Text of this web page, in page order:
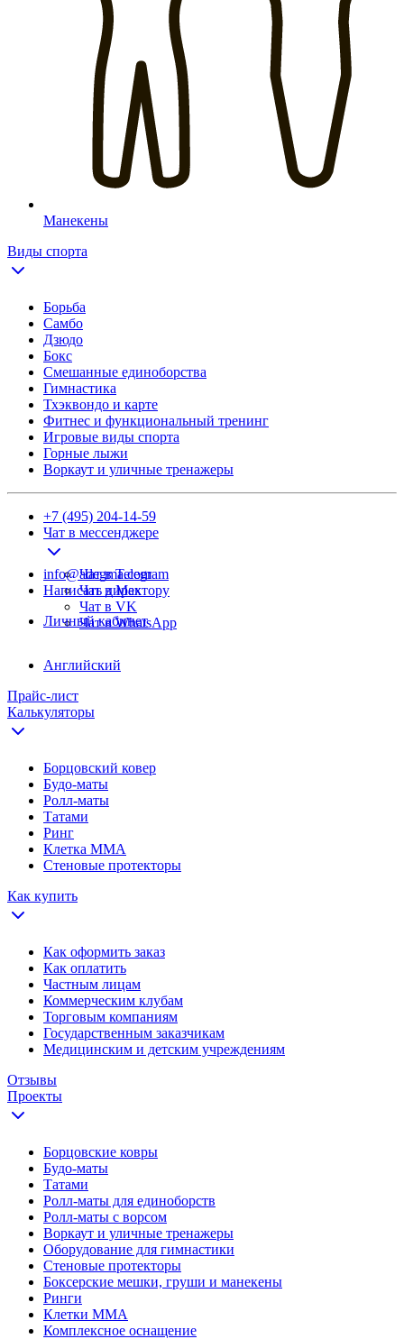
Манекены
Виды спорта
Борьба
Самбо
Дзюдо
Бокс
Смешанные единоборства
Гимнастика
Тхэквондо и карте
Фитнес и функциональный тренинг
Игровые виды спорта
Горные лыжи
Воркаут и уличные тренажеры
+7 (495) 204-14-59
Чат в мессенджере
Чат в Telegram
Чат в Max
Чат в VK
Чат в WhatsApp
info@adegma.com
Написать директору
Личный кабинет
Английский
Прайс-лист
Калькуляторы
Борцовский ковер
Будо-маты
Ролл-маты
Татами
Ринг
Клетка ММА
Стеновые протекторы
Как купить
Как оформить заказ
Как оплатить
Частным лицам
Коммерческим клубам
Торговым компаниям
Государственным заказчикам
Медицинским и детским учреждениям
Отзывы
Проекты
Борцовские ковры
Будо-маты
Татами
Ролл-маты для единоборств
Ролл-маты с ворсом
Воркаут и уличные тренажеры
Оборудование для гимнастики
Стеновые протекторы
Боксерские мешки, груши и манекены
Ринги
Клетки ММА
Комплексное оснащение